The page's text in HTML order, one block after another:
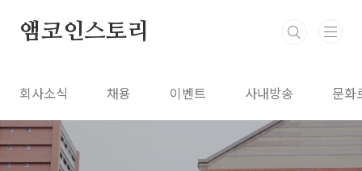
앰코인스토리
회사소식 채용 이벤트 사내방송 문화